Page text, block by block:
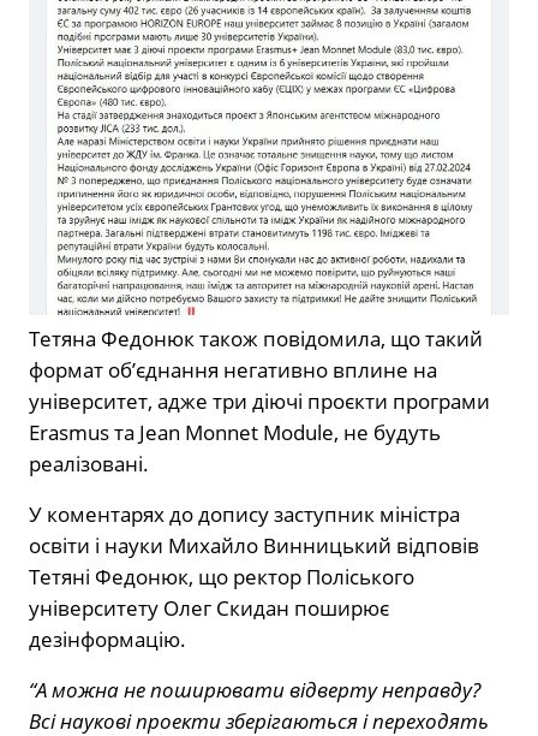
Тетяна Федонюк також повідомила, що такий
формат об’єднання негативно вплине на
університет, адже три діючі проєкти програми
Erasmus та Jean Monnet Module, не будуть
реалізовані.
У коментарях до допису заступник міністра
освіти і науки Михайло Винницький відповів
Тетяні Федонюк, що ректор Поліського
університету Олег Скидан поширює
дезінформацію.
“А можна не поширювати відверту неправду?
Всі наукові проекти зберігаються і переходять